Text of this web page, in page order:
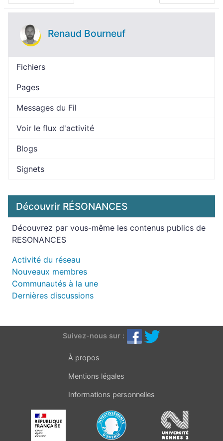
Renaud Bourneuf
Fichiers
Pages
Messages du Fil
Voir le flux d'activité
Blogs
Signets
Découvrir RÉSONANCES
Découvrez par vous-même les contenus publics de
RESONANCES
Activité du réseau
Nouveaux membres
Communautés à la une
Dernières discussions
Suivez-nous sur :
À propos
Mentions légales
Informations personnelles